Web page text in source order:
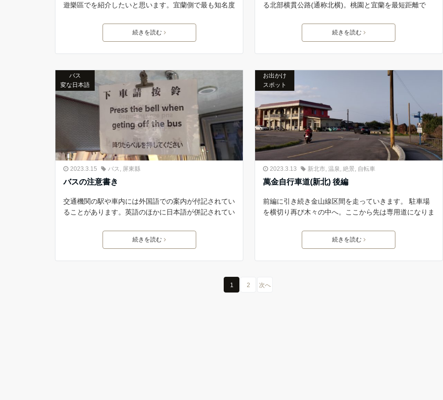
遊樂區でを紹介したいと思います。宜蘭側で最も知名度
続きを読む
る北部横貫公路(通称北横)。桃園と宜蘭を最短距離で
続きを読む
バス
変な日本語
2023.3.15 バス, 屏東縣
バスの注意書き
交通機関の駅や車内には外国語での案内が付記されてい
ることがあります。英語のほかに日本語が併記されてい
続きを読む
お出かけ
スポット
2023.3.13 新北市, 温泉, 絶景, 自転車
萬金自行車道(新北) 後編
前編に引き続き金山線区間を走っていきます。 駐車場
を横切り再び木々の中へ。ここから先は専用道になりま
続きを読む
1 2 次へ